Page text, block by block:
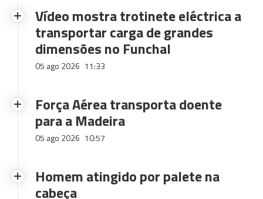
Vídeo mostra trotinete eléctrica a
transportar carga de grandes
dimensões no Funchal
05 ago 2026 11:33
Força Aérea transporta doente
para a Madeira
05 ago 2026 10:57
Homem atingido por palete na
cabeça